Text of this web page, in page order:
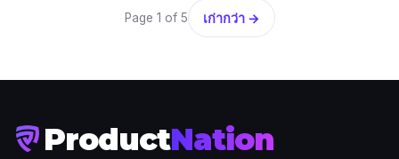
Page 1 of 5 เก่ากว่า →
ProductNation